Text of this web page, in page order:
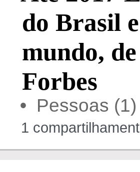
do Brasil
mundo,
Forbes
•
1